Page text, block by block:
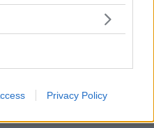
Privacy Policy
Heights Candy